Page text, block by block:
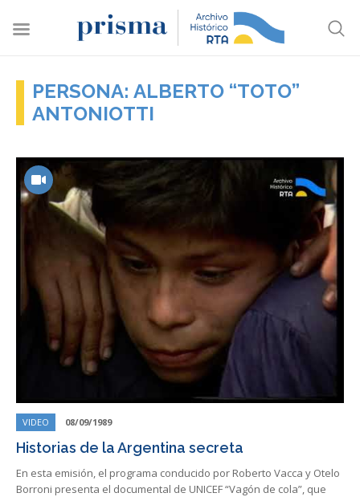
PERSONA: ALBERTO “TOTO”
ANTONIOTTI
VIDEO 08/09/1989
Historias de la Argentina secreta
En esta emisión, el programa conducido por Roberto Vacca y Otelo
Borroni presenta el documental de UNICEF “Vagón de cola”, que